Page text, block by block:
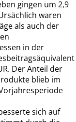
gingen um 2,9
waren
als auch der
in der
Der Anteil der
blieb im
sich auf